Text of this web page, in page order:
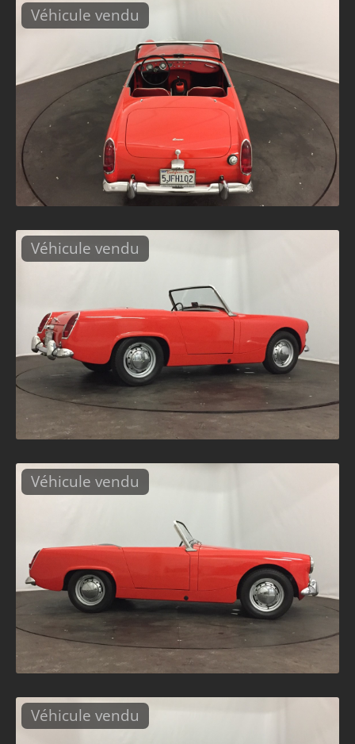
Véhicule vendu
Véhicule vendu
Véhicule vendu
Véhicule vendu